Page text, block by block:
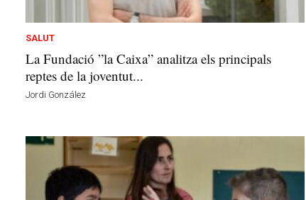
SALUT
La Fundació ”la Caixa” analitza els principals
reptes de la joventut...
Jordi González